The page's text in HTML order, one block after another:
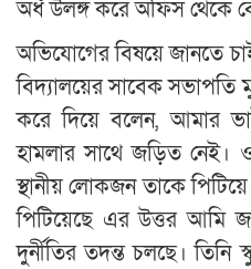
অর্ধ উলঙ্গ করে অফিস থেকে
অভিযোগের বিষয়ে জানতে
বিদ্যালয়ের সাবেক
করে দিয়ে বলেন, আমার
হামলার সাথে জড়িত নেই।
স্থানীয় লোকজন তাকে
পিটিয়েছে এর উত্তর আমি
দুর্নীতির তদন্ত চলছে।